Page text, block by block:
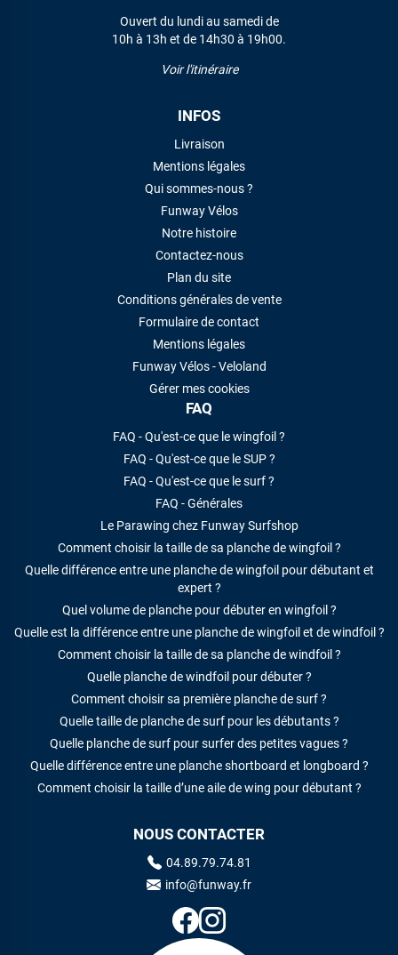
Ouvert du lundi au samedi de
10h à 13h et de 14h30 à 19h00.
Voir l'itinéraire
INFOS
Livraison
Mentions légales
Qui sommes-nous ?
Funway Vélos
Notre histoire
Contactez-nous
Plan du site
Conditions générales de vente
Formulaire de contact
Mentions légales
Funway Vélos - Veloland
Gérer mes cookies
FAQ
FAQ - Qu'est-ce que le wingfoil ?
FAQ - Qu'est-ce que le SUP ?
FAQ - Qu'est-ce que le surf ?
FAQ - Générales
Le Parawing chez Funway Surfshop
Comment choisir la taille de sa planche de wingfoil ?
Quelle différence entre une planche de wingfoil pour débutant et
expert ?
Quel volume de planche pour débuter en wingfoil ?
Quelle est la différence entre une planche de wingfoil et de windfoil ?
Comment choisir la taille de sa planche de windfoil ?
Quelle planche de windfoil pour débuter ?
Comment choisir sa première planche de surf ?
Quelle taille de planche de surf pour les débutants ?
Quelle planche de surf pour surfer des petites vagues ?
Quelle différence entre une planche shortboard et longboard ?
Comment choisir la taille d’une aile de wing pour débutant ?
NOUS CONTACTER
04.89.79.74.81
info@funway.fr